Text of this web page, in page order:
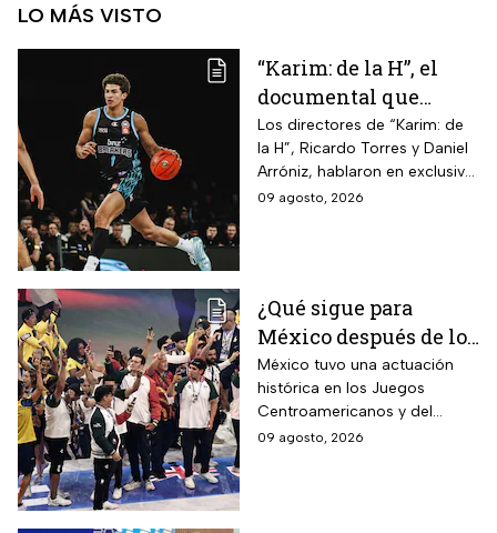
LO MÁS VISTO
“Karim: de la H”, el
documental que
cuenta el camino del
joven de Hermosillo
que llegó a la NBA
Los directores de “Karim: de
la H”, Ricardo Torres y Daniel
Arróniz, hablaron en exclusiva
con adn Noticias sobre cómo
09 agosto, 2026
¿Qué sigue para
México después de los
Juegos
Centroamericanos
2026?
México tuvo una actuación
histórica en los Juegos
Centroamericanos y del
Caribe 2026 y dejó atrás su
09 agosto, 2026